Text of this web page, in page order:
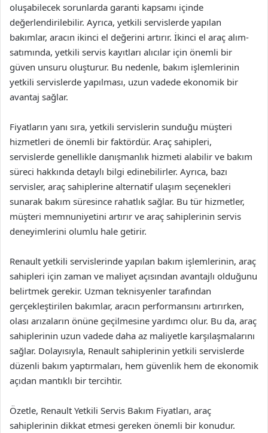
oluşabilecek sorunlarda garanti kapsamı içinde
değerlendirilebilir. Ayrıca, yetkili servislerde yapılan
bakımlar, aracın ikinci el değerini artırır. İkinci el araç alım-
satımında, yetkili servis kayıtları alıcılar için önemli bir
güven unsuru oluşturur. Bu nedenle, bakım işlemlerinin
yetkili servislerde yapılması, uzun vadede ekonomik bir
avantaj sağlar.
Fiyatların yanı sıra, yetkili servislerin sunduğu müşteri
hizmetleri de önemli bir faktördür. Araç sahipleri,
servislerde genellikle danışmanlık hizmeti alabilir ve bakım
süreci hakkında detaylı bilgi edinebilirler. Ayrıca, bazı
servisler, araç sahiplerine alternatif ulaşım seçenekleri
sunarak bakım süresince rahatlık sağlar. Bu tür hizmetler,
müşteri memnuniyetini artırır ve araç sahiplerinin servis
deneyimlerini olumlu hale getirir.
Renault yetkili servislerinde yapılan bakım işlemlerinin, araç
sahipleri için zaman ve maliyet açısından avantajlı olduğunu
belirtmek gerekir. Uzman teknisyenler tarafından
gerçekleştirilen bakımlar, aracın performansını artırırken,
olası arızaların önüne geçilmesine yardımcı olur. Bu da, araç
sahiplerinin uzun vadede daha az maliyetle karşılaşmalarını
sağlar. Dolayısıyla, Renault sahiplerinin yetkili servislerde
düzenli bakım yaptırmaları, hem güvenlik hem de ekonomik
açıdan mantıklı bir tercihtir.
Özetle, Renault Yetkili Servis Bakım Fiyatları, araç
sahiplerinin dikkat etmesi gereken önemli bir konudur.